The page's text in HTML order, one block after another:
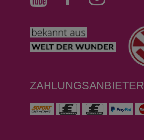
ZAHLUNGSANBIETER